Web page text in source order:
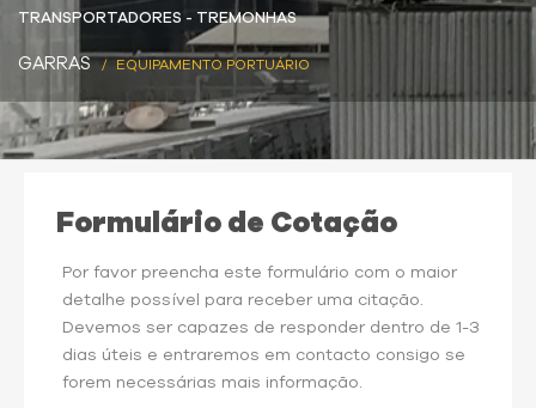
TRANSPORTADORES - TREMONHAS
GARRAS EQUIPAMENTO PORTUÁRIO
Formulário de Cotação
Por favor preencha este formulário com o maior
detalhe possível para receber uma citação.
Devemos ser capazes de responder dentro de 1-3
dias úteis e entraremos em contacto consigo se
forem necessárias mais informação.